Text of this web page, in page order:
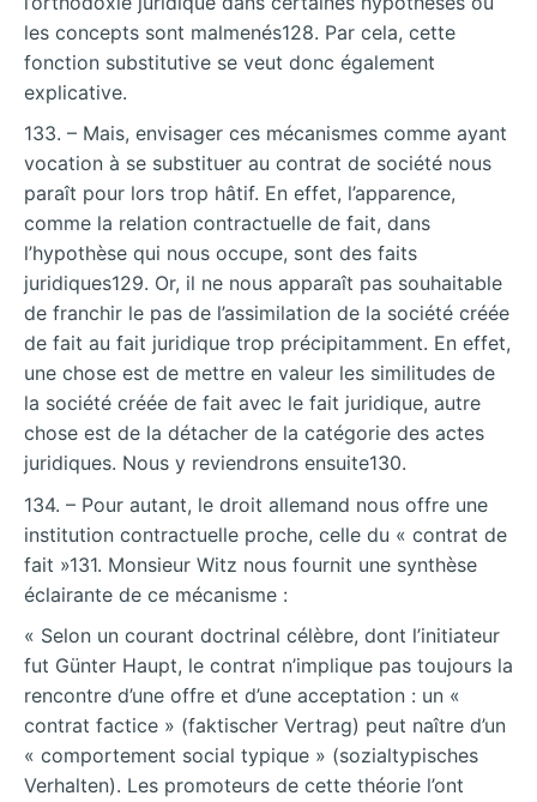
les concepts sont malmenés128. Par cela, cette
fonction substitutive se veut donc également
explicative.
133. – Mais, envisager ces mécanismes comme ayant
vocation à se substituer au contrat de société nous
paraît pour lors trop hâtif. En effet, l’apparence,
comme la relation contractuelle de fait, dans
l’hypothèse qui nous occupe, sont des faits
juridiques129. Or, il ne nous apparaît pas souhaitable
de franchir le pas de l’assimilation de la société créée
de fait au fait juridique trop précipitamment. En effet,
une chose est de mettre en valeur les similitudes de
la société créée de fait avec le fait juridique, autre
chose est de la détacher de la catégorie des actes
juridiques. Nous y reviendrons ensuite130.
134. – Pour autant, le droit allemand nous offre une
institution contractuelle proche, celle du « contrat de
fait »131. Monsieur Witz nous fournit une synthèse
éclairante de ce mécanisme :
« Selon un courant doctrinal célèbre, dont l’initiateur
fut Günter Haupt, le contrat n’implique pas toujours la
rencontre d’une offre et d’une acceptation : un «
contrat factice » (faktischer Vertrag) peut naître d’un
« comportement social typique » (sozialtypisches
Verhalten). Les promoteurs de cette théorie l’ont